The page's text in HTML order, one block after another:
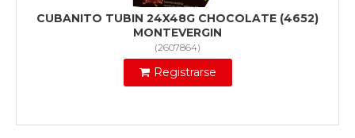
CUBANITO TUBIN 24X48G CHOCOLATE (4652)
MONTEVERGIN
(2607864)
Registrarse